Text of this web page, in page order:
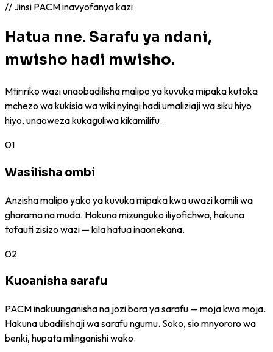
// Jinsi PACM inavyofanya kazi
Hatua nne. Sarafu ya ndani,
mwisho hadi mwisho.
Mtiririko wazi unaobadilisha malipo ya kuvuka mipaka kutoka
mchezo wa kukisia wa wiki nyingi hadi umaliziaji wa siku hiyo
hiyo, unaoweza kukaguliwa kikamilifu.
01
Wasilisha ombi
Anzisha malipo yako ya kuvuka mipaka kwa uwazi kamili wa
gharama na muda. Hakuna mizunguko iliyofichwa, hakuna
tofauti zisizo wazi — kila hatua inaonekana.
02
Kuoanisha sarafu
PACM inakuunganisha na jozi bora ya sarafu — moja kwa moja.
Hakuna ubadilishaji wa sarafu ngumu. Soko, sio mnyororo wa
benki, hupata mlinganishi wako.